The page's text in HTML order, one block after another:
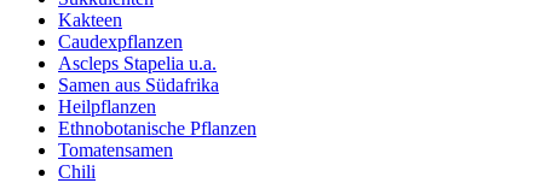
Kakteen
Caudexpflanzen
Ascleps Stapelia u.a.
Samen aus Südafrika
Heilpflanzen
Ethnobotanische Pflanzen
Tomatensamen
Chili